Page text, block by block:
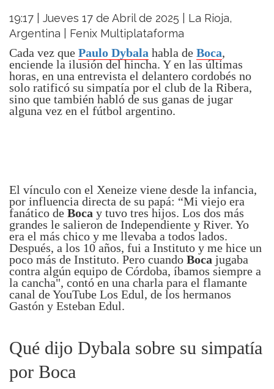
19:17 | Jueves 17 de Abril de 2025 | La Rioja,
Argentina | Fenix Multiplataforma
Cada vez que Paulo Dybala habla de Boca,
enciende la ilusión del hincha. Y en las últimas
horas, en una entrevista el delantero cordobés no
solo ratificó su simpatía por el club de la Ribera,
sino que también habló de sus ganas de jugar
alguna vez en el fútbol argentino.
El vínculo con el Xeneize viene desde la infancia,
por influencia directa de su papá: “Mi viejo era
fanático de Boca y tuvo tres hijos. Los dos más
grandes le salieron de Independiente y River. Yo
era el más chico y me llevaba a todos lados.
Después, a los 10 años, fui a Instituto y me hice un
poco más de Instituto. Pero cuando Boca jugaba
contra algún equipo de Córdoba, íbamos siempre a
la cancha", contó en una charla para el flamante
canal de YouTube Los Edul, de los hermanos
Gastón y Esteban Edul.
Qué dijo Dybala sobre su simpatía
por Boca